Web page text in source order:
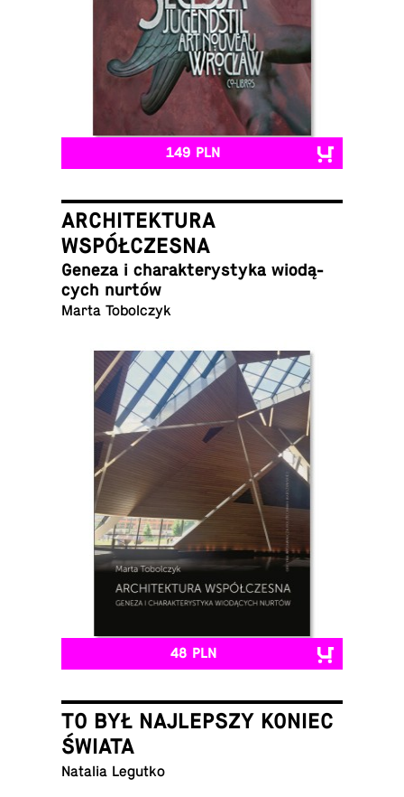
149 PLN
ARCHITEKTURA
WSPÓŁCZESNA
Geneza i cha­rak­te­ry­sty­ka wio­dą­
cych nurtów
Marta Tobolczyk
48 PLN
TO BYŁ NAJLEPSZY KONIEC
ŚWIATA
Natalia Legutko